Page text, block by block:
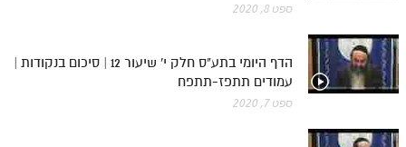
ספט 8, 2020
הדף היומי בתע"ס חלק י' שיעור 12 | סיכום בנקודות |
עמודים תתפז-תתפח
ספט 7, 2020